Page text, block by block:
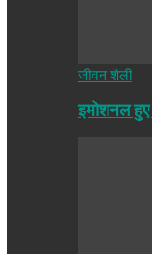
जीवन शैली
इमोशनल हुए